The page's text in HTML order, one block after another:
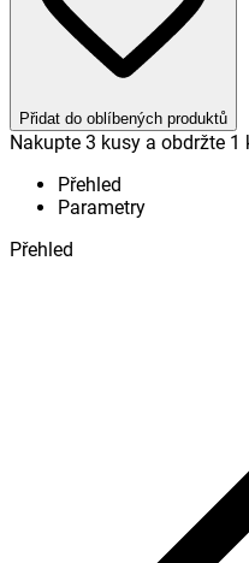
Přidat do oblíbených produktů
Nakupte 3 kusy a obdržte 1
Přehled
Parametry
Přehled